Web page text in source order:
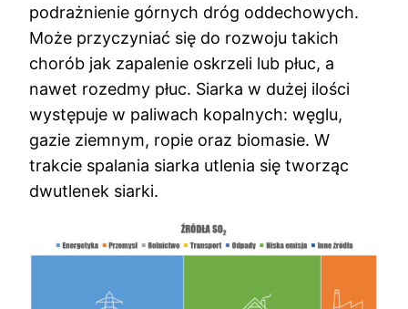
podrażnienie górnych dróg oddechowych.
Może przyczyniać się do rozwoju takich
chorób jak zapalenie oskrzeli lub płuc, a
nawet rozedmy płuc. Siarka w dużej ilości
występuje w paliwach kopalnych: węglu,
gazie ziemnym, ropie oraz biomasie. W
trakcie spalania siarka utlenia się tworząc
dwutlenek siarki.